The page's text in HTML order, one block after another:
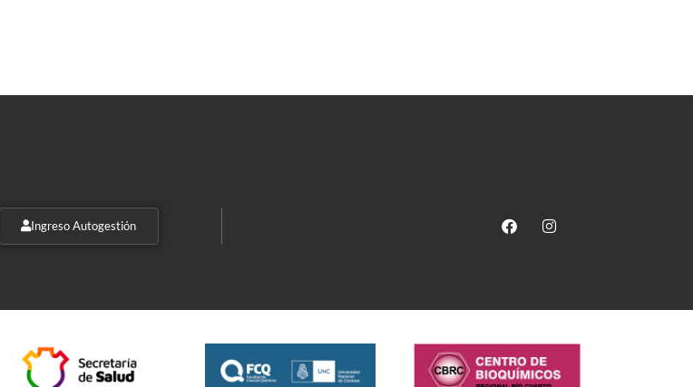
Ingreso Autogestión